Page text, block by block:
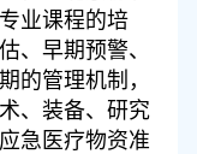
业课程的培
、早期预警、
的管理机制，
、装备、研究
急医疗物资准